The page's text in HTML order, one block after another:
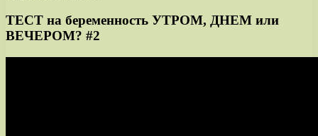
ТЕСТ на беременность УТРОМ, ДНЕМ или
ВЕЧЕРОМ? #2